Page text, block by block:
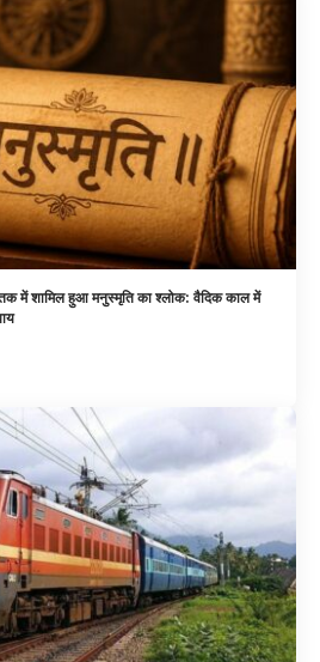
में शामिल हुआ मनुस्मृति का श्लोक: वैदिक काल में